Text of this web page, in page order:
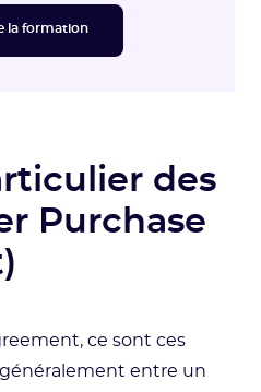
la formation
des
Purchase
ce sont ces
entre un